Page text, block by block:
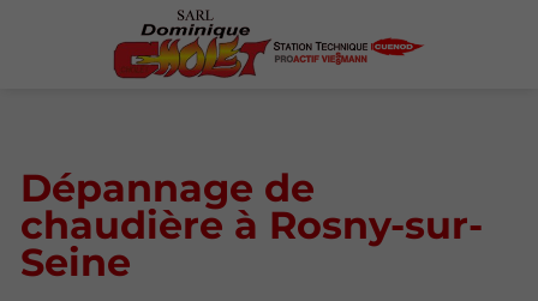
Dépannage de
chaudière à Rosny-sur-
Seine